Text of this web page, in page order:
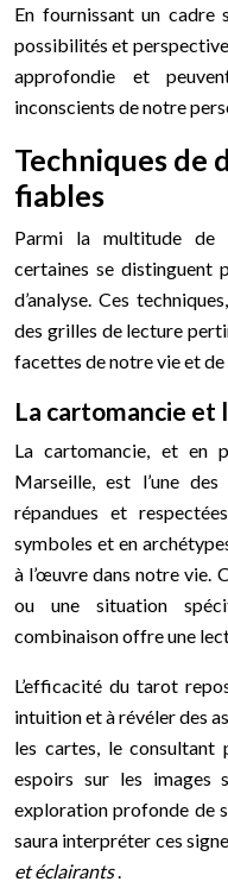
En fournissant un
possibilités et
approfondie et
inconscients de notre
Techniques de
fiables
Parmi la multitude de
certaines se
d’analyse. Ces
des grilles de lecture
facettes de notre vie et
La cartomancie et
La cartomancie, et en
Marseille, est l’une
répandues et
symboles et en
à l’œuvre dans notre vie.
ou une situation
combinaison offre une
L’efficacité du tarot
intuition et à révéler des
les cartes, le consultant
espoirs sur les images
exploration profonde de
saura interpréter ces
et éclairants.